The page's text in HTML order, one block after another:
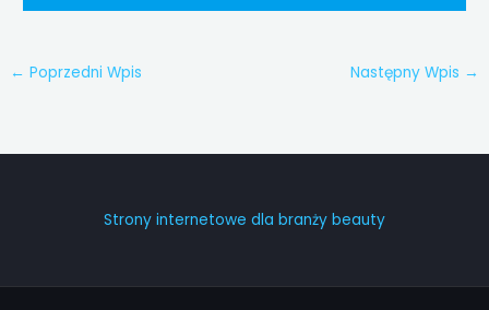
← Poprzedni Wpis Następny Wpis →
Strony internetowe dla branży beauty